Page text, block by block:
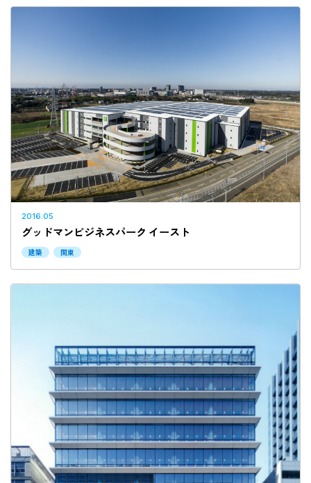
2016.05
グッドマンビジネスパーク イースト
建築 関東